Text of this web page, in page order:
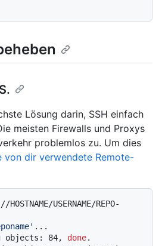
Lösung darin, SSH einfach
meisten Firewalls und Proxys
problemlos zu. Um dies
von dir verwendete Remote-
USERNAME/REPO-
...
objects: 84, done.